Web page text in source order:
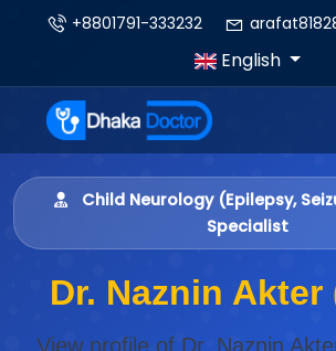
+8801791-333232
English
Child Neurology (Epilepsy,
Specialist
Dr. Naznin Akter
View profile of Dr. Naznin